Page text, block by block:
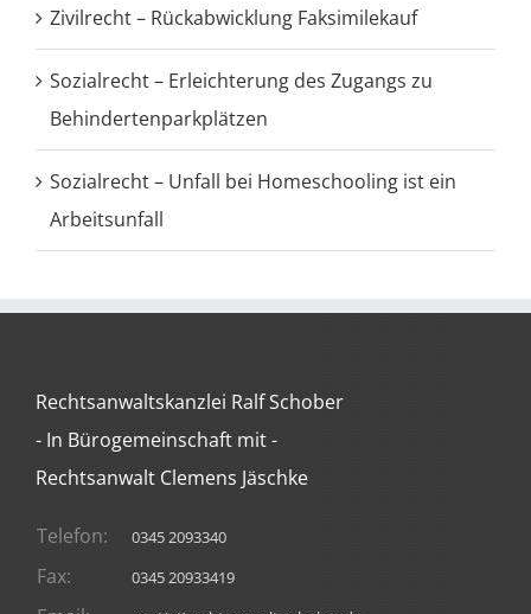
Zivilrecht – Rückabwicklung Faksimilekauf
Sozialrecht – Erleichterung des Zugangs zu
Behindertenparkplätzen
Sozialrecht – Unfall bei Homeschooling ist ein
Arbeitsunfall
Rechtsanwaltskanzlei Ralf Schober
- In Bürogemeinschaft mit -
Rechtsanwalt Clemens Jäschke
Telefon: 0345 2093340
Fax: 0345 20933419